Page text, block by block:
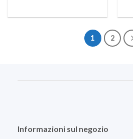
1 2
Informazioni sul negozio